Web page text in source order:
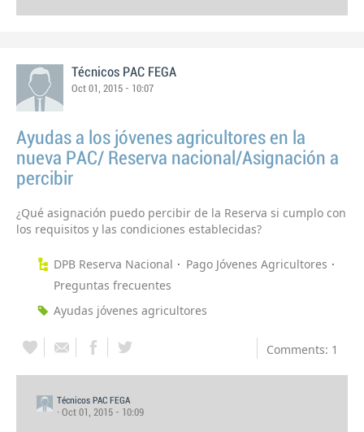
Técnicos PAC FEGA
Oct 01, 2015 - 10:07
Ayudas a los jóvenes agricultores en la
nueva PAC/ Reserva nacional/Asignación a
percibir
¿Qué asignación puedo percibir de la Reserva si cumplo con
los requisitos y las condiciones establecidas?
DPB Reserva Nacional
Pago Jóvenes Agricultores
Preguntas frecuentes
Ayudas jóvenes agricultores
Comments: 1
Técnicos PAC FEGA
· Oct 01, 2015 - 10:09